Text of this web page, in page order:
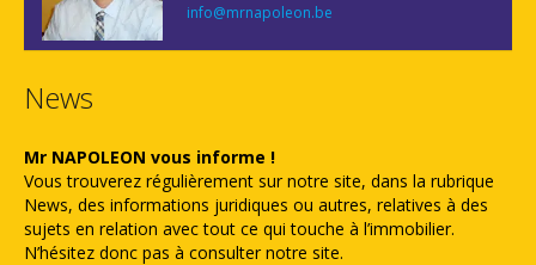
info@mrnapoleon.be
News
Mr NAPOLEON vous informe !
Vous trouverez régulièrement sur notre site, dans la rubrique
News, des informations juridiques ou autres, relatives à des
sujets en relation avec tout ce qui touche à l’immobilier.
N’hésitez donc pas à consulter notre site.